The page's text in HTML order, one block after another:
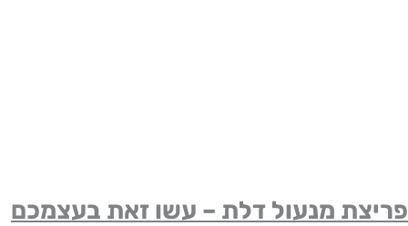
מנעול דלת – עשו זאת בעצמכם